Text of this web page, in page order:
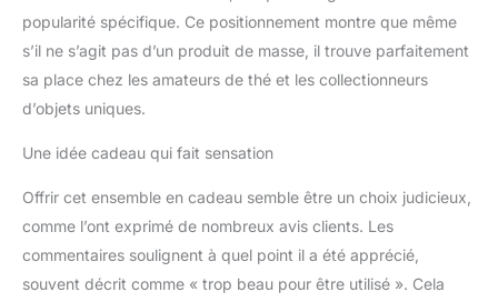
popularité spécifique. Ce positionnement montre que même
s’il ne s’agit pas d’un produit de masse, il trouve parfaitement
sa place chez les amateurs de thé et les collectionneurs
d’objets uniques.
Une idée cadeau qui fait sensation
Offrir cet ensemble en cadeau semble être un choix judicieux,
comme l’ont exprimé de nombreux avis clients. Les
commentaires soulignent à quel point il a été apprécié,
souvent décrit comme « trop beau pour être utilisé ». Cela